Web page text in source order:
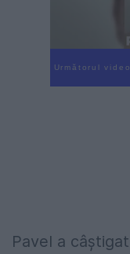
Următorul
Pavel a